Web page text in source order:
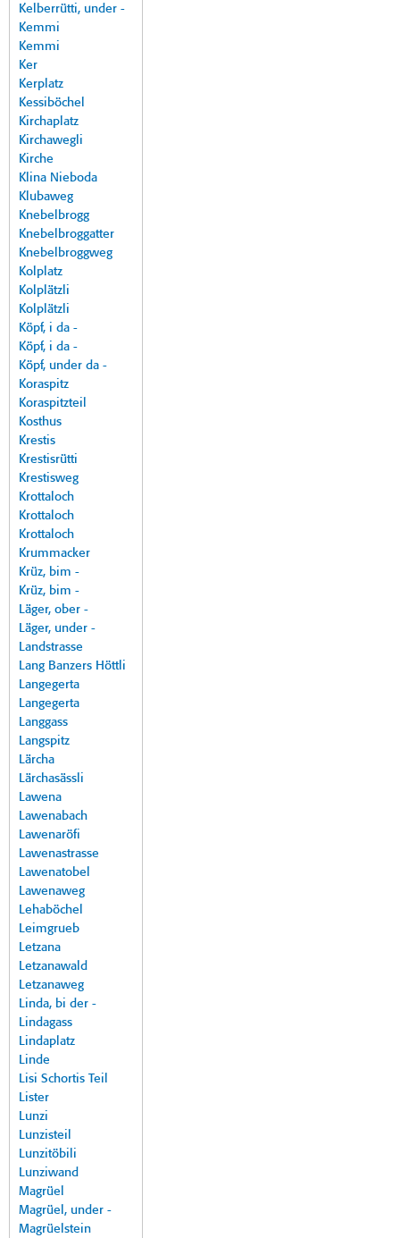
Kelberrütti, under -
Kemmi
Kemmi
Ker
Kerplatz
Kessiböchel
Kirchaplatz
Kirchawegli
Kirche
Klina Nieboda
Klubaweg
Knebelbrogg
Knebelbroggatter
Knebelbroggweg
Kolplatz
Kolplätzli
Kolplätzli
Köpf, i da -
Köpf, i da -
Köpf, under da -
Koraspitz
Koraspitzteil
Kosthus
Krestis
Krestisrütti
Krestisweg
Krottaloch
Krottaloch
Krottaloch
Krummacker
Krüz, bim -
Krüz, bim -
Läger, ober -
Läger, under -
Landstrasse
Lang Banzers Höttli
Langegerta
Langegerta
Langgass
Langspitz
Lärcha
Lärchasässli
Lawena
Lawenabach
Lawenaröfi
Lawenastrasse
Lawenatobel
Lawenaweg
Lehaböchel
Leimgrueb
Letzana
Letzanawald
Letzanaweg
Linda, bi der -
Lindagass
Lindaplatz
Linde
Lisi Schortis Teil
Lister
Lunzi
Lunzisteil
Lunzitöbili
Lunziwand
Magrüel
Magrüel, under -
Magrüelstein